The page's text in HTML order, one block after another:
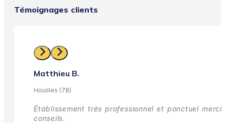
Témoignages clients
Matthieu B.
Houilles (78)
Établissement très professionnel et ponctuel
conseils.